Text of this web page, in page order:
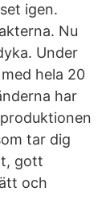
igen.
Nu
Under
hela 20
har
tar dig
gott
och